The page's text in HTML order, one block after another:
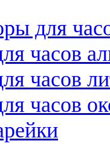
для
часов
часов
часов